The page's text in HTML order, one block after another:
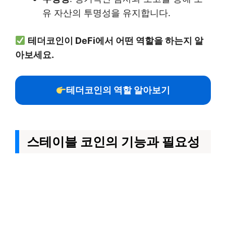
유 자산의 투명성을 유지합니다.
테더코인이 DeFi에서 어떤 역할을 하는지 알
아보세요.
테더코인의 역할 알아보기
스테이블 코인의 기능과 필요성